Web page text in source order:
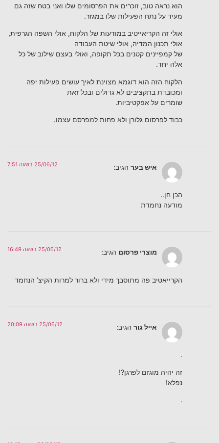
הוא נראה טוב, זוכרים את הפרסומים שלו ואני בטח שזה גם
מעיד על נתח הפעילות שלו במגזר.
אולי זה הקריאייטיב במודעות של הלקוח, אולי השפה הגרפית,
אולי תכנון המדיה, אולי שיטת העבודה
של קמפיינים קטנים בכל תקופה, ואולי בעצם שילוב של כל
אלה יחד.
הלקוח הזה הוא דוגמא מצוינת לאיך עושים פעילות יפה
ומכובדת בתקציבים לא גדולים ובכל זאת
שומרים על אפקטיביות.
כבוד לפרסום גלורן ולא פחות למפרסם עצמו.
איש בער הגיב: 25/06/12 בשעה 7:51
הכן חן..
מודעה נחמדת
מוצרי פרסום הגיב: 25/06/12 בשעה 16:49
הקרייאטיב פה מתוסבך מידי ולא ברור למרות הקיצ’ הנחמד
אייל גור הגיב: 25/06/12 בשעה 20:09
.
זה יהיה מוגזם לפרגן?!
נפלא!
.